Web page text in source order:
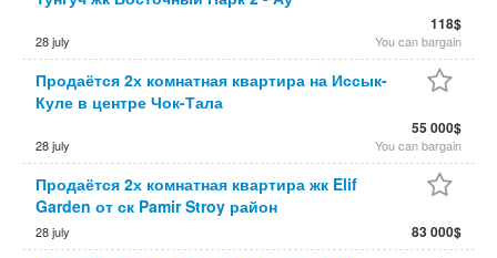
28 july
118$
You can bargain
Продаётся 2х комнатная квартира на Иссык-
Куле в центре Чок-Тала
28 july
55 000$
You can bargain
Продаётся 2х комнатная квартира жк Elif
Garden от ск Pamir Stroy район
28 july 83 000$